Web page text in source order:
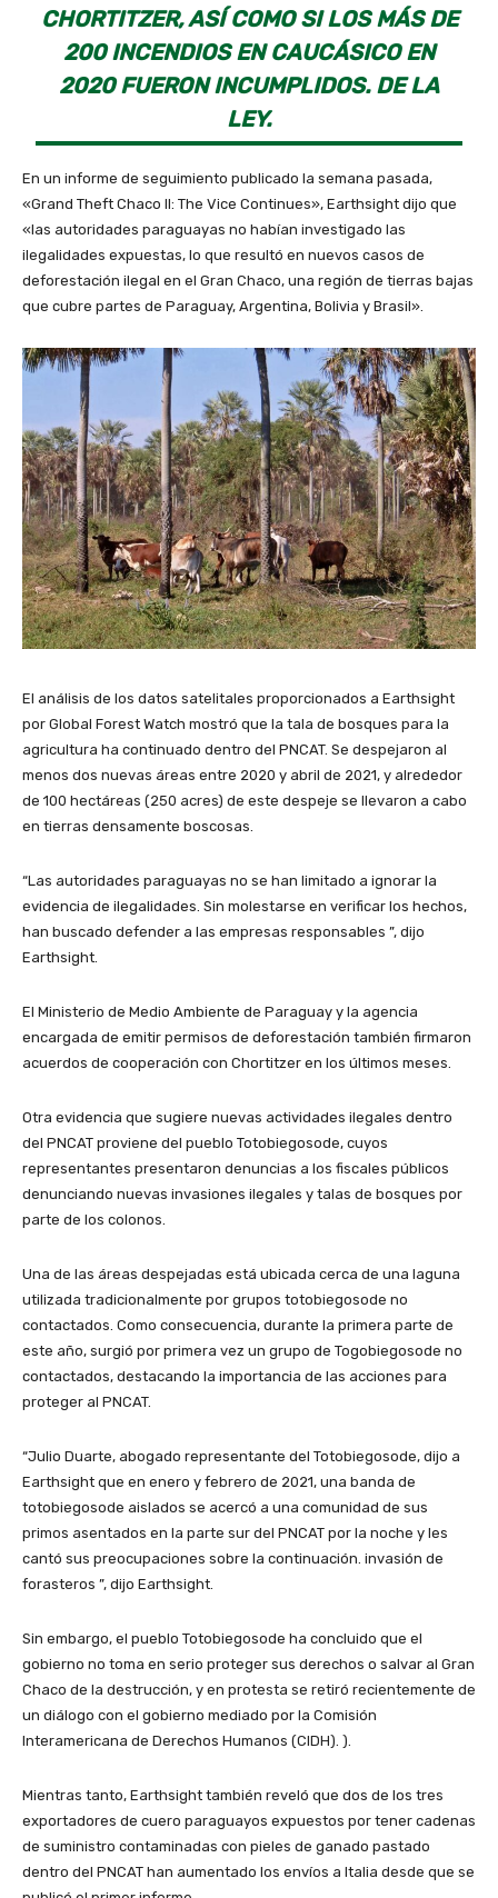
CHORTITZER, ASÍ COMO SI LOS MÁS DE
200 INCENDIOS EN CAUCÁSICO EN
2020 FUERON INCUMPLIDOS. DE LA
LEY.
En un informe de seguimiento publicado la semana pasada,
«Grand Theft Chaco II: The Vice Continues», Earthsight dijo que
«las autoridades paraguayas no habían investigado las
ilegalidades expuestas, lo que resultó en nuevos casos de
deforestación ilegal en el Gran Chaco, una región de tierras bajas
que cubre partes de Paraguay, Argentina, Bolivia y Brasil».
El análisis de los datos satelitales proporcionados a Earthsight
por Global Forest Watch mostró que la tala de bosques para la
agricultura ha continuado dentro del PNCAT. Se despejaron al
menos dos nuevas áreas entre 2020 y abril de 2021, y alrededor
de 100 hectáreas (250 acres) de este despeje se llevaron a cabo
en tierras densamente boscosas.
“Las autoridades paraguayas no se han limitado a ignorar la
evidencia de ilegalidades. Sin molestarse en verificar los hechos,
han buscado defender a las empresas responsables ”, dijo
Earthsight.
El Ministerio de Medio Ambiente de Paraguay y la agencia
encargada de emitir permisos de deforestación también firmaron
acuerdos de cooperación con Chortitzer en los últimos meses.
Otra evidencia que sugiere nuevas actividades ilegales dentro
del PNCAT proviene del pueblo Totobiegosode, cuyos
representantes presentaron denuncias a los fiscales públicos
denunciando nuevas invasiones ilegales y talas de bosques por
parte de los colonos.
Una de las áreas despejadas está ubicada cerca de una laguna
utilizada tradicionalmente por grupos totobiegosode no
contactados. Como consecuencia, durante la primera parte de
este año, surgió por primera vez un grupo de Togobiegosode no
contactados, destacando la importancia de las acciones para
proteger al PNCAT.
“Julio Duarte, abogado representante del Totobiegosode, dijo a
Earthsight que en enero y febrero de 2021, una banda de
totobiegosode aislados se acercó a una comunidad de sus
primos asentados en la parte sur del PNCAT por la noche y les
cantó sus preocupaciones sobre la continuación. invasión de
forasteros ”, dijo Earthsight.
Sin embargo, el pueblo Totobiegosode ha concluido que el
gobierno no toma en serio proteger sus derechos o salvar al Gran
Chaco de la destrucción, y en protesta se retiró recientemente de
un diálogo con el gobierno mediado por la Comisión
Interamericana de Derechos Humanos (CIDH). ).
Mientras tanto, Earthsight también reveló que dos de los tres
exportadores de cuero paraguayos expuestos por tener cadenas
de suministro contaminadas con pieles de ganado pastado
dentro del PNCAT han aumentado los envíos a Italia desde que se